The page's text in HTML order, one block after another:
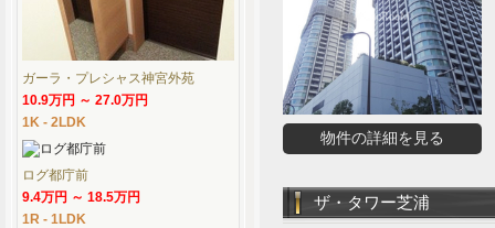
物件の詳細を見る
ザ・タワー芝浦
ガーラ・プレシャス神宮外苑
10.9万円 ～ 27.0万円
1K - 2LDK
ログ都庁前
9.4万円 ～ 18.5万円
1R - 1LDK